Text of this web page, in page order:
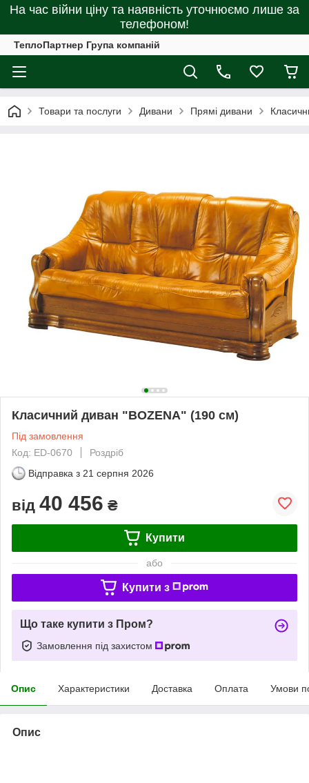
На час війни ціну та наявність уточнюємо лише за
телефоном!
ТеплоПартнер Група компаній
Товари та послуги Дивани Прямі дивани
Класичний диван "BOZENA" (190 см)
Під замовлення
Код: ED-0670
Роздріб
Відправка з 21 серпня 2026
від 40 456 ₴
Купити
або
Купити з
Що таке купити з Пром?
Замовлення під захистом
Опис Характеристики Доставка Оплата Умови
Опис